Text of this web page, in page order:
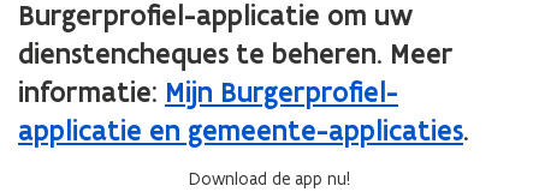
Burgerprofiel-applicatie om uw
dienstencheques te beheren. Meer
informatie: Mijn Burgerprofiel-
applicatie en gemeente-applicaties.
Download de app nu!